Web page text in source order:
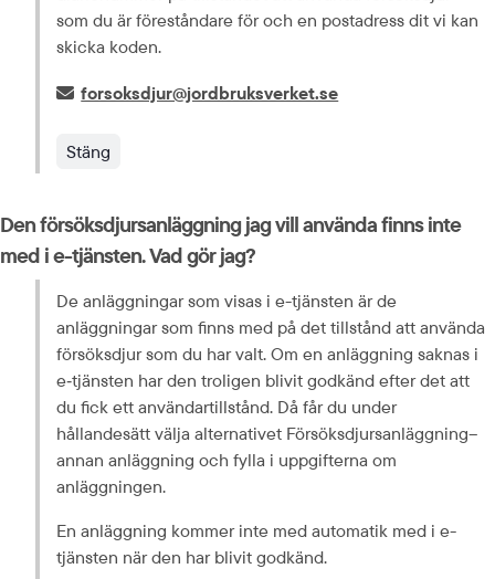
som du är föreståndare för och en postadress dit vi kan
skicka koden.
E-post:
forsoksdjur@jordbruksverket.se
Stäng
Den försöksdjursanläggning jag vill använda finns inte
med i e-tjänsten. Vad gör jag?
De anläggningar som visas i e-tjänsten är de
anläggningar som finns med på det tillstånd att använda
försöksdjur som du har valt. Om en anläggning saknas i
e‑tjänsten har den troligen blivit godkänd efter det att
du fick ett användartillstånd. Då får du under
hållandesätt välja alternativet Försöksdjursanläggning–
annan anläggning och fylla i uppgifterna om
anläggningen.
En anläggning kommer inte med automatik med i e-
tjänsten när den har blivit godkänd.